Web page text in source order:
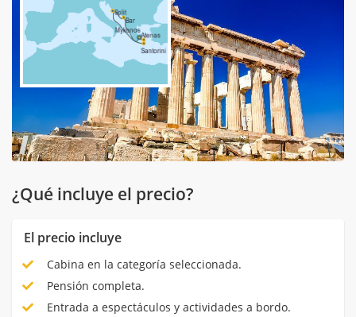
¿Qué incluye el precio?
El precio incluye
Cabina en la categoría seleccionada.
Pensión completa.
Entrada a espectáculos y actividades a bordo.